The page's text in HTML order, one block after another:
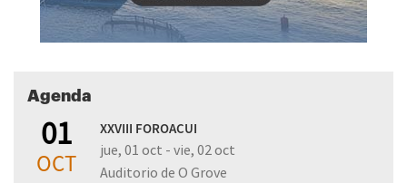
Agenda
01
OCT
XXVIII FOROACUI
jue, 01 oct - vie, 02 oct
Auditorio de O Grove